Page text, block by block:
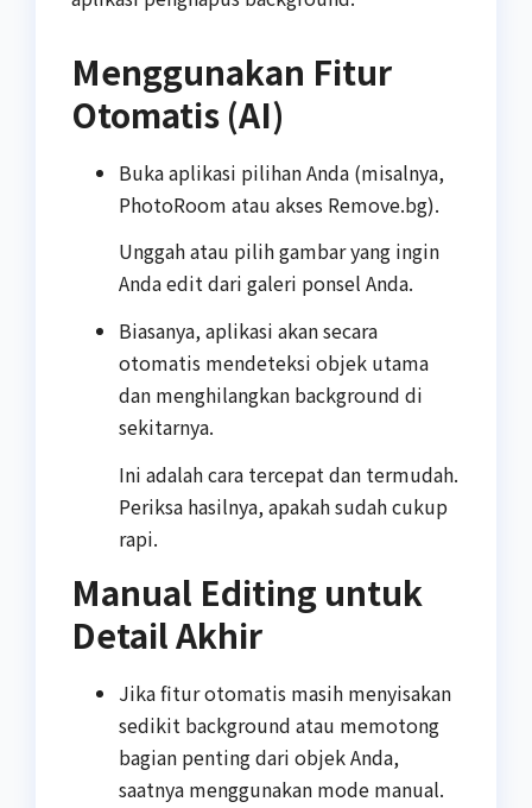
Menggunakan Fitur
Otomatis (AI)
Buka aplikasi pilihan Anda (misalnya,
PhotoRoom atau akses Remove.bg).
Unggah atau pilih gambar yang ingin
Anda edit dari galeri ponsel Anda.
Biasanya, aplikasi akan secara
otomatis mendeteksi objek utama
dan menghilangkan background di
sekitarnya.
Ini adalah cara tercepat dan termudah.
Periksa hasilnya, apakah sudah cukup
rapi.
Manual Editing untuk
Detail Akhir
Jika fitur otomatis masih menyisakan
sedikit background atau memotong
bagian penting dari objek Anda,
saatnya menggunakan mode manual.